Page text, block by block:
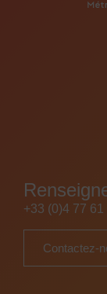
+33 (0)4 77 61
Contactez-